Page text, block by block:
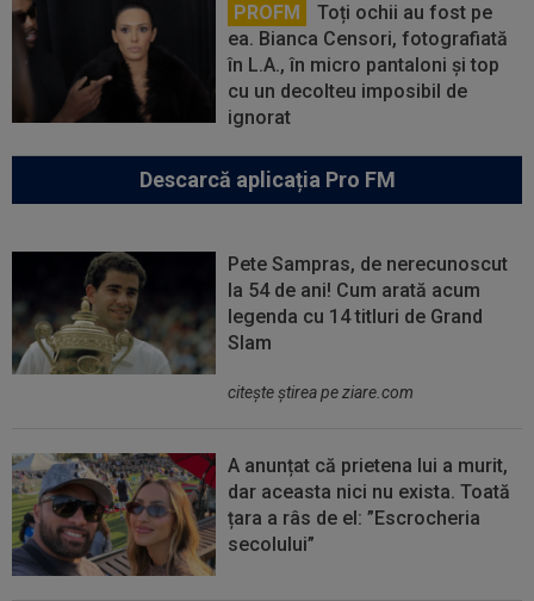
PROFM
Toți ochii au fost pe
ea. Bianca Censori, fotografiată
în L.A., în micro pantaloni și top
cu un decolteu imposibil de
ignorat
Descarcă aplicația Pro FM
Pete Sampras, de nerecunoscut
la 54 de ani! Cum arată acum
legenda cu 14 titluri de Grand
Slam
citeşte ştirea pe ziare.com
A anunțat că prietena lui a murit,
dar aceasta nici nu exista. Toată
țara a râs de el: ”Escrocheria
secolului”